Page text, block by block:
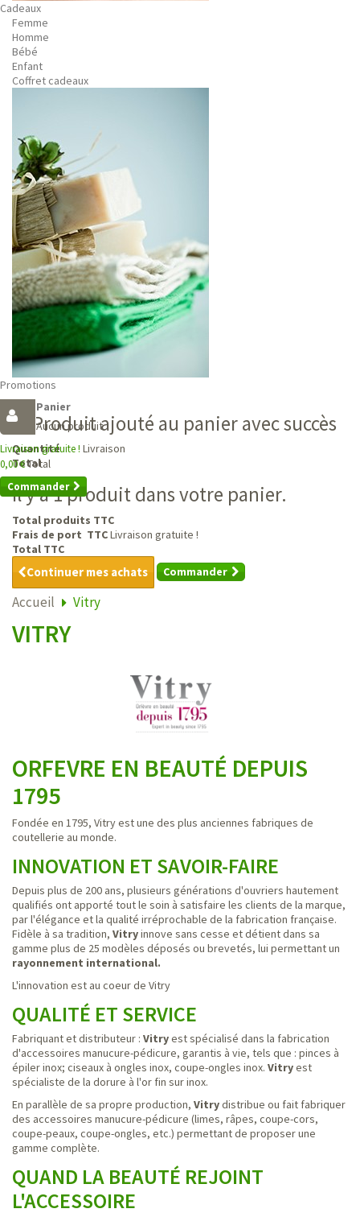
Cadeaux
Femme
Homme
Bébé
Enfant
Coffret cadeaux
Promotions
Panier
Aucun produit
Livraison gratuite ! Livraison
0,00 €Total
Commander
Produit ajouté au panier avec succès
Quantité
Total
Il y a 1 produit dans votre panier.
Total produits TTC
Frais de port TTCLivraison gratuite !
Total TTC
Continuer mes achats Commander
Accueil Vitry
VITRY
ORFEVRE EN BEAUTÉ DEPUIS
1795
Fondée en 1795, Vitry est une des plus anciennes fabriques de
coutellerie au monde.
INNOVATION ET SAVOIR-FAIRE
Depuis plus de 200 ans, plusieurs générations d'ouvriers hautement
qualifiés ont apporté tout le soin à satisfaire les clients de la marque,
par l'élégance et la qualité irréprochable de la fabrication française.
Fidèle à sa tradition, Vitryinnove sans cesse et détient dans sa
gamme plus de 25 modèles déposés ou brevetés, lui permettant un
rayonnement international.
L'innovation est au coeur de Vitry
QUALITÉ ET SERVICE
Fabriquant et distributeur : Vitryest spécialisé dans la fabrication
d'accessoires manucure-pédicure, garantis à vie, tels que : pinces à
épiler inox; ciseaux à ongles inox, coupe-ongles inox. Vitryest
spécialiste de la dorure à l'or fin sur inox.
En parallèle de sa propre production, Vitrydistribue ou fait fabriquer
des accessoires manucure-pédicure (limes, râpes, coupe-cors,
coupe-peaux, coupe-ongles, etc.) permettant de proposer une
gamme complète.
QUAND LA BEAUTÉ REJOINT
L'ACCESSOIRE